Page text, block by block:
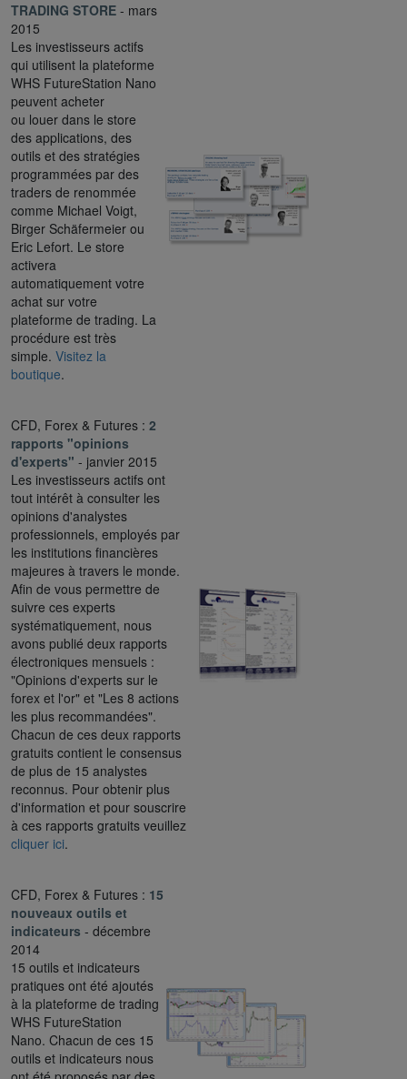
TRADING STORE - mars
2015
Les investisseurs actifs
qui utilisent la plateforme
WHS FutureStation Nano
peuvent acheter
ou louer dans le store
des applications, des
outils et des stratégies
programmées par des
traders de renommée
comme Michael Voigt,
Birger Schäfermeier ou
Eric Lefort. Le store
activera
automatiquement votre
achat sur votre
plateforme de trading. La
procédure est très
simple. Visitez la
boutique.
CFD, Forex & Futures : 2
rapports "opinions
d'experts" - janvier 2015
Les investisseurs actifs ont
tout intérêt à consulter les
opinions d'analystes
professionnels, employés par
les institutions financières
majeures à travers le monde.
Afin de vous permettre de
suivre ces experts
systématiquement, nous
avons publié deux rapports
électroniques mensuels :
"Opinions d'experts sur le
forex et l'or" et "Les 8 actions
les plus recommandées".
Chacun de ces deux rapports
gratuits contient le consensus
de plus de 15 analystes
reconnus. Pour obtenir plus
d'information et pour souscrire
à ces rapports gratuits veuillez
cliquer ici.
CFD, Forex & Futures : 15
nouveaux outils et
indicateurs - décembre
2014
15 outils et indicateurs
pratiques ont été ajoutés
à la plateforme de trading
WHS FutureStation
Nano. Chacun de ces 15
outils et indicateurs nous